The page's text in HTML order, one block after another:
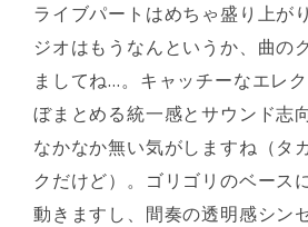
ライブパートはめちゃ盛り上が
ジオはもうなんというか、曲の
ましてね…。キャッチーなエレ
ぼまとめる統一感とサウンド志
なかなか無い気がしますね（タ
クだけど）。ゴリゴリのベース
動きますし、間奏の透明感シン